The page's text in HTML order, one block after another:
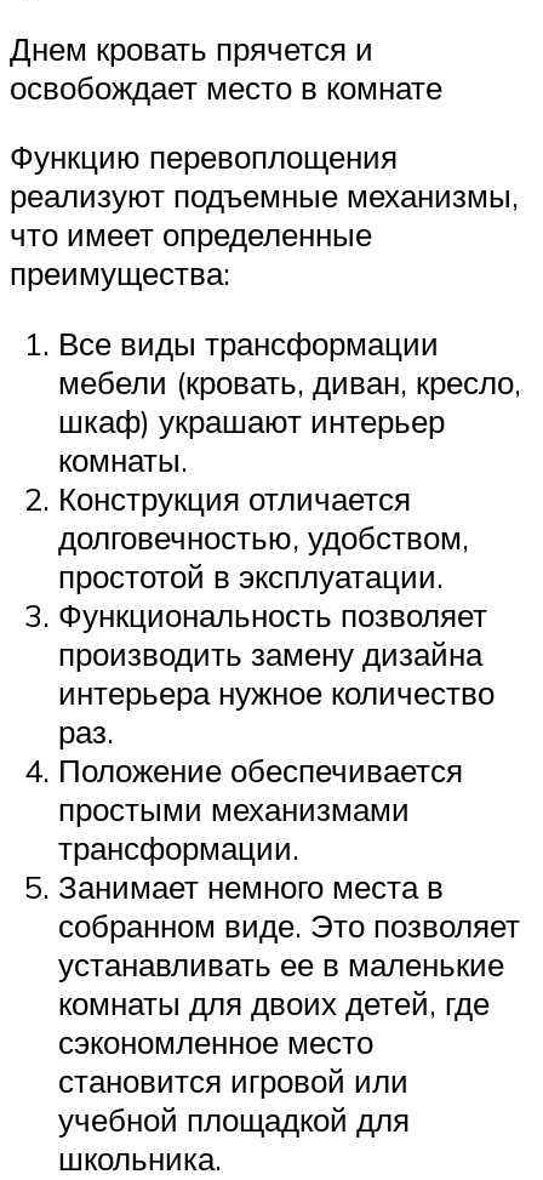
Днем кровать прячется и
освобождает место в комнате
Функцию перевоплощения
реализуют подъемные механизмы,
что имеет определенные
преимущества:
Все виды трансформации
мебели (кровать, диван, кресло,
шкаф) украшают интерьер
комнаты.
Конструкция отличается
долговечностью, удобством,
простотой в эксплуатации.
Функциональность позволяет
производить замену дизайна
интерьера нужное количество
раз.
Положение обеспечивается
простыми механизмами
трансформации.
Занимает немного места в
собранном виде. Это позволяет
устанавливать ее в маленькие
комнаты для двоих детей, где
сэкономленное место
становится игровой или
учебной площадкой для
школьника.